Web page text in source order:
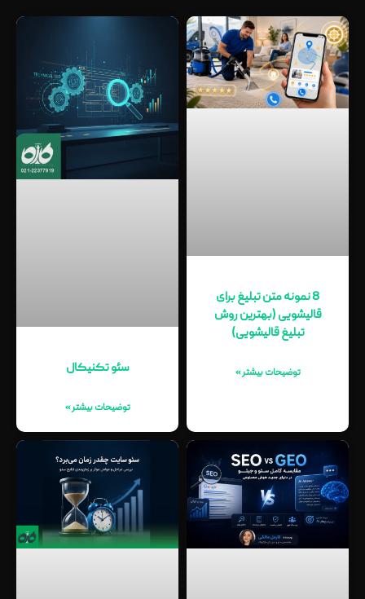
8 نمونه متن تبلیغ برای
قالیشویی (بهترین روش
تبلیغ قالیشویی)
توضیحات بیشتر » سئو تکنیکال
توضیحات بیشتر »